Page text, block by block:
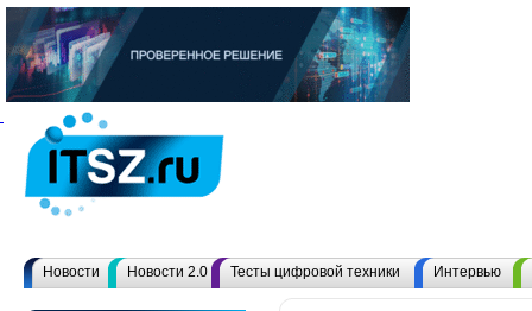
Новости Новости 2.0 Тесты цифровой техники Интервью